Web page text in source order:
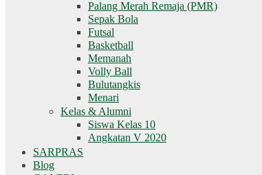
Palang Merah Remaja (PMR)
Sepak Bola
Futsal
Basketball
Memanah
Volly Ball
Bulutangkis
Menari
Kelas & Alumni
Siswa Kelas 10
Angkatan V 2020
SARPRAS
Blog